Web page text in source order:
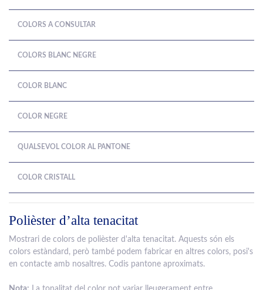
COLORS A CONSULTAR
COLORS BLANC NEGRE
COLOR BLANC
COLOR NEGRE
QUALSEVOL COLOR AL PANTONE
COLOR CRISTALL
Polièster d’alta tenacitat
Mostrari de colors de polièster d'alta tenacitat. Aquests són els
colors estàndard, però també podem fabricar en altres colors, posi's
en contacte amb nosaltres. Codis pantone aproximats.